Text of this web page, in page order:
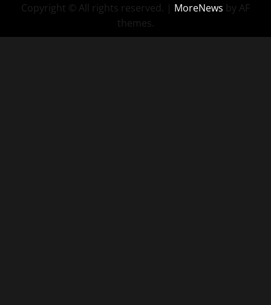
Copyright © All rights reserved. | MoreNews by AF
themes.